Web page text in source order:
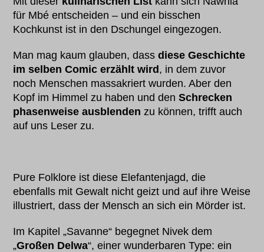
für Mbé entscheiden – und ein bisschen
Kochkunst ist in den Dschungel eingezogen.
Man mag kaum glauben, dassdiese Geschichte
im selben Comic erzählt wird , in dem zuvor
noch Menschen massakriert wurden. Aber den
Kopf im Himmel zu haben und denSchrecken
phasenweise ausblenden zu können, trifft auch
auf uns Leser zu.
Pure Folklore ist diese Elefantenjagd, die
ebenfalls mit Gewalt nicht geizt und auf ihre Weise
illustriert, dass der Mensch an sich ein Mörder ist.
Im Kapitel „Savanne“ begegnet Nivek dem
„Großen Delwa“, einer wunderbaren Type: ein